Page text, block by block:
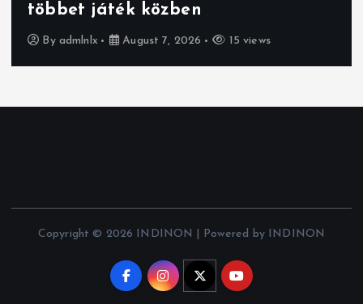
többet játék közben
By admlnlx August 7, 2026 15 views
Copyright © 2026 INDINON | Powered by INDINON